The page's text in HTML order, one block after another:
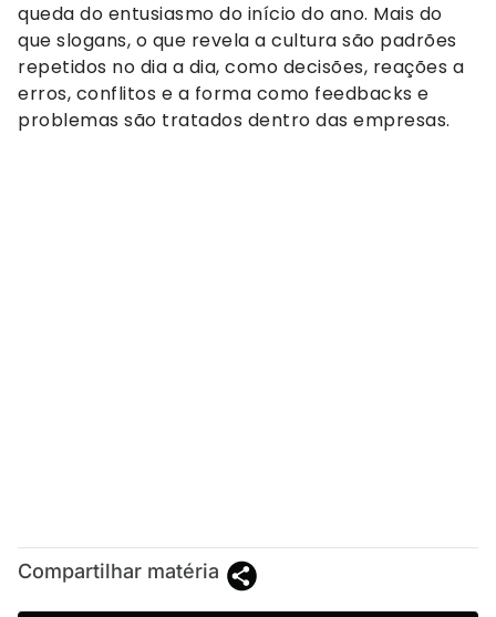
queda do entusiasmo do início do ano. Mais do
que slogans, o que revela a cultura são padrões
repetidos no dia a dia, como decisões, reações a
erros, conflitos e a forma como feedbacks e
problemas são tratados dentro das empresas.
Compartilhar matéria